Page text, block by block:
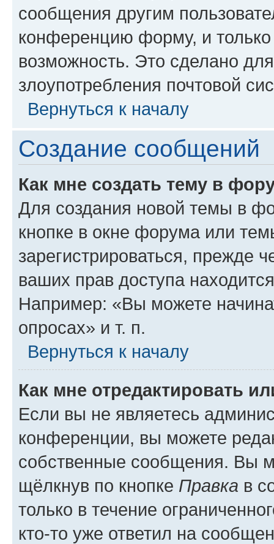
сообщения другим
конференцию форму, и
возможность. Это сделано
злоупотребления почтовой
Вернуться к началу
Создание сообщений
Как мне создать тему в
Для создания новой темы в
кнопке в окне форума или
зарегистрироваться, прежде
ваших прав доступа
Например: «Вы можете
опросах» и т. п.
Вернуться к началу
Как мне отредактировать
Если вы не являетесь
конференции, вы можете
собственные сообщения. Вы
щёлкнув по кнопке Правка в
только в течение
кто-то уже ответил на